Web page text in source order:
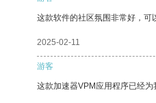
这款软件的社区氛围非常好，可
2025-02-11
游客
这款加速器VPM应用程序已经为